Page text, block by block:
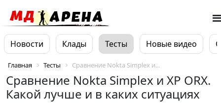
Новости Клады Тесты Новые видео
Главная Тесты Сравнение Nokta Simplex и...
Сравнение Nokta Simplex и XP ORX.
Какой лучше и в каких cитуациях